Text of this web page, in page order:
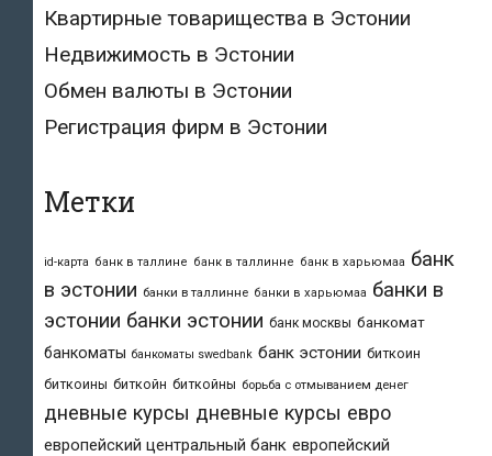
Квартирные товарищества в Эстонии
Недвижимость в Эстонии
Обмен валюты в Эстонии
Регистрация фирм в Эстонии
Метки
id-карта банк в таллине банк в таллинне банк в харьюмаа банк
в эстонии банки в таллинне банки в харьюмаа банки в
эстонии банки эстонии банк москвы банкомат
банкоматы банкоматы swedbank банк эстонии биткоин
биткоины биткойн биткойны борьба с отмыванием денег
дневные курсы дневные курсы евро
европейский центральный банк европейский